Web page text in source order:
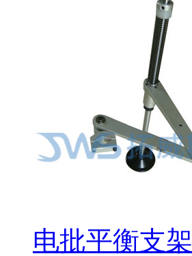
电批平衡支架